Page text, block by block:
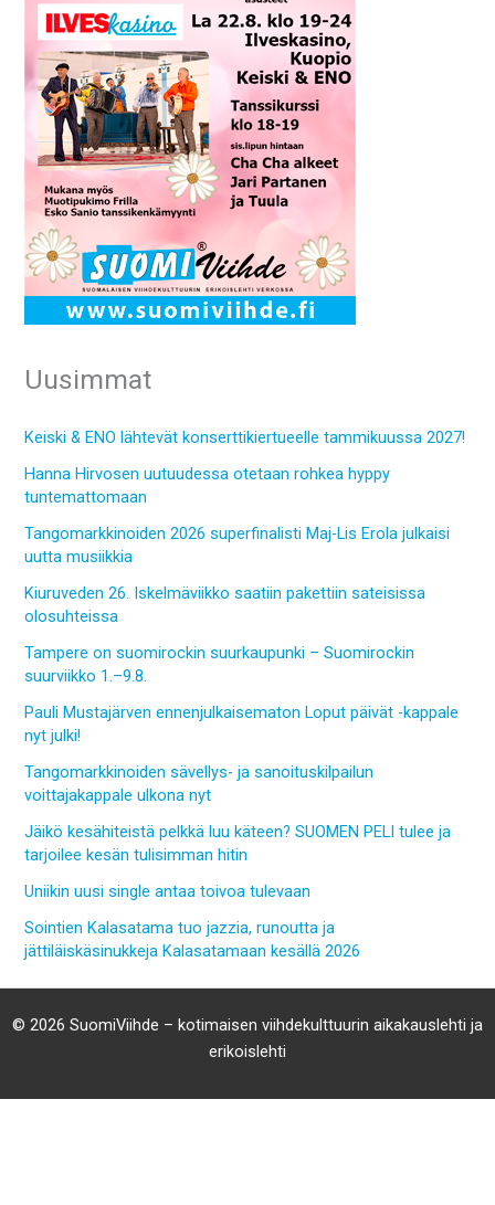
Uusimmat
Keiski & ENO lähtevät konserttikiertueelle tammikuussa 2027!
Hanna Hirvosen uutuudessa otetaan rohkea hyppy
tuntemattomaan
Tangomarkkinoiden 2026 superfinalisti Maj-Lis Erola julkaisi
uutta musiikkia
Kiuruveden 26. Iskelmäviikko saatiin pakettiin sateisissa
olosuhteissa
Tampere on suomirockin suurkaupunki – Suomirockin
suurviikko 1.–9.8.
Pauli Mustajärven ennenjulkaisematon Loput päivät -kappale
nyt julki!
Tangomarkkinoiden sävellys- ja sanoituskilpailun
voittajakappale ulkona nyt
Jäikö kesähiteistä pelkkä luu käteen? SUOMEN PELI tulee ja
tarjoilee kesän tulisimman hitin
Uniikin uusi single antaa toivoa tulevaan
Sointien Kalasatama tuo jazzia, runoutta ja
jättiläiskäsinukkeja Kalasatamaan kesällä 2026
© 2026 SuomiViihde – kotimaisen viihdekulttuurin aikakauslehti ja
erikoislehti